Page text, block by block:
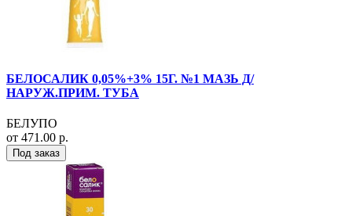
БЕЛОСАЛИК 0,05%+3% 15Г. №1 МАЗЬ Д/
НАРУЖ.ПРИМ. ТУБА
БЕЛУПО
от 471.00 р.
Под заказ